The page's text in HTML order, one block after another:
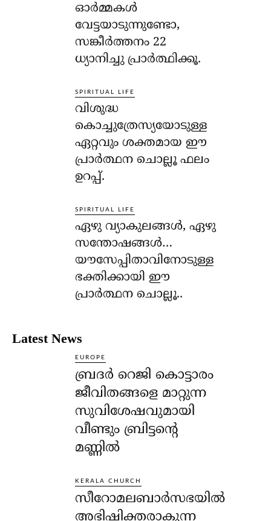
ഓര്‍മ്മകള്‍
വേട്ടയാടുന്നുണ്ടോ,
സങ്കീര്‍ത്തനം 22
ധ്യാനിച്ചു പ്രാര്‍ത്ഥിക്കൂ.
SPIRITUAL LIFE
വിശുദ്ധ
കൊച്ചുത്രേസ്യയോടുള്ള
ഏറ്റവും ശക്തമായ ഈ
പ്രാര്‍ത്ഥന ചൊല്ലൂ ഫലം
ഉറപ്പ്.
SPIRITUAL LIFE
ഏഴു വ്യാകുലങ്ങള്‍, ഏഴു
സന്തോഷങ്ങള്‍…
യൗസേപ്പിതാവിനോടുള്ള
ഭക്തിക്കായി ഈ
പ്രാര്‍ത്ഥന ചൊല്ലൂ..
Latest News
EUROPE
ബ്രദർ റെജി കൊട്ടാരം
ജീവിതങ്ങളെ മാറ്റുന്ന
സുവിശേഷവുമായി
വീണ്ടും ബ്രിട്ടന്റെ
മണ്ണിൽ
KERALA CHURCH
സീറോമലബാർസഭയിൽ
അഭിഷിക്തരാകുന്ന